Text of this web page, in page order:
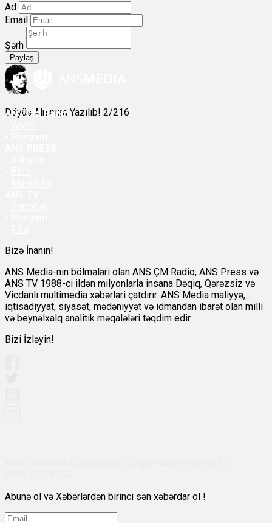
Ad
Email
Şərh
Paylaş
Döyüş Alnınıza Yazılıb! 2/216
ANSÇM Radio
Bizə İnanın!
ANS Media-nın bölmələri olan ANS ÇM Radio, ANS Press və
ANS TV 1988-ci ildən milyonlarla insana Dəqiq, Qərəzsiz və
Vicdanlı multimedia xəbərləri çatdırır. ANS Media maliyyə,
iqtisadiyyat, siyasət, mədəniyyət və idmandan ibarət olan milli
və beynəlxalq analitik məqalələri təqdim edir.
Bizi İzləyin!
Abunə ol və Xəbərlərdən birinci sən xəbərdar ol !